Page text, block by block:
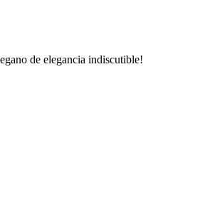
de elegancia indiscutible!